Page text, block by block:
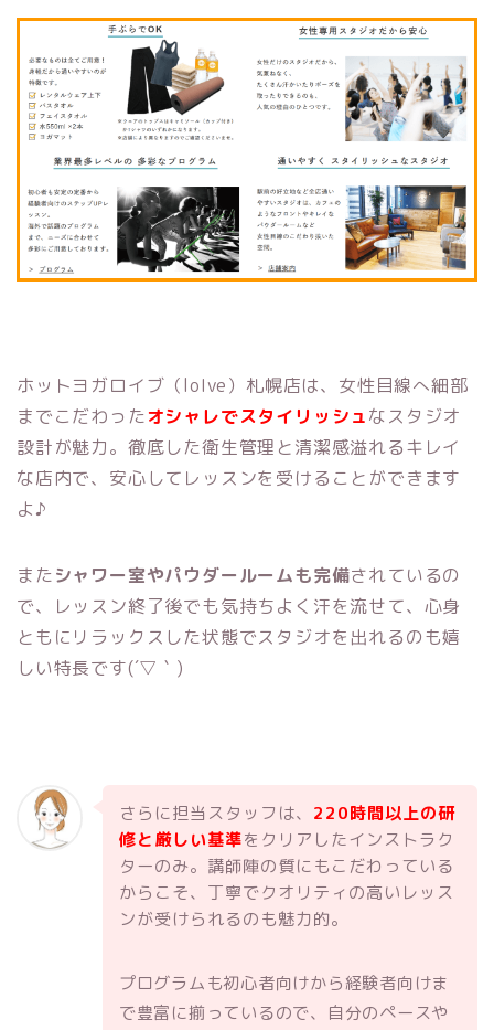
ホットヨガロイブ（loIve）札幌店は、女性目線へ細部
までこだわったオシャレでスタイリッシュなスタジオ
設計が魅力。徹底した衛生管理と清潔感溢れるキレイ
な店内で、安心してレッスンを受けることができます
よ♪
またシャワー室やパウダールームも完備されているの
で、レッスン終了後でも気持ちよく汗を流せて、心身
ともにリラックスした状態でスタジオを出れるのも嬉
しい特長です(´▽｀)
さらに担当スタッフは、 220時間以上の研
修と厳しい基準をクリアしたインストラク
ターのみ。講師陣の質にもこだわっている
からこそ、丁寧でクオリティの高いレッス
ンが受けられるのも魅力的。
プログラムも初心者向けから経験者向けま
で豊富に揃っているので、自分のペースや